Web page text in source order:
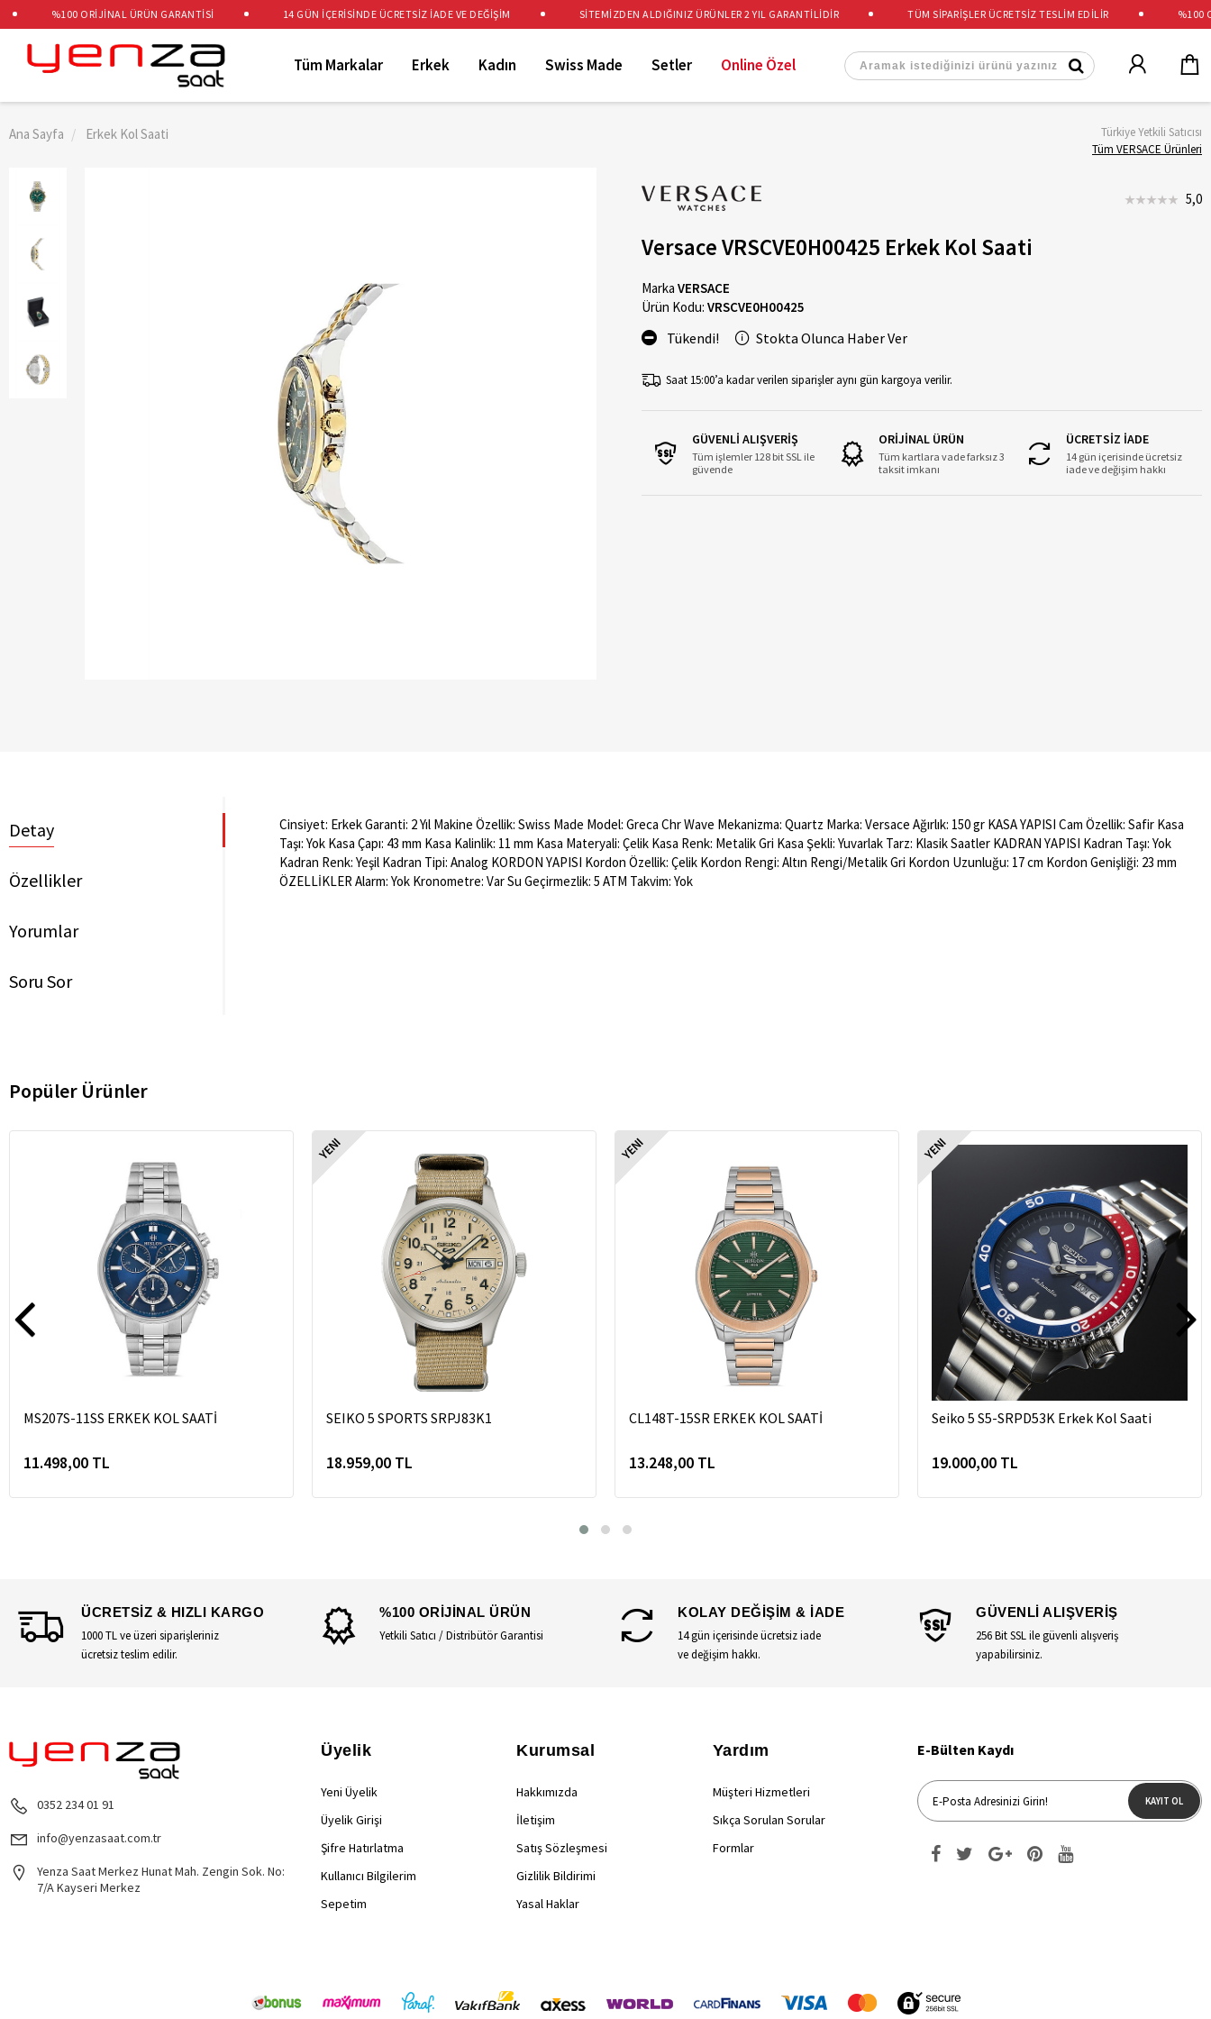
TÜM SİPARİŞLER ÜCRETSİZ TESLİM EDİLİR %100
%100 ORİJİNAL ÜRÜN GARANTİSİ 14 GÜN İÇERİSİNDE ÜCRETSİZ İADE VE DEĞİŞİM SİTEMİZDEN ALDIĞINIZ ÜRÜNLER 2 YIL GARANTİLİDİR
Tüm Markalar Erkek Kadın Swiss Made Setler Online Özel
Ana Sayfa Erkek Kol Saati
Türkiye Yetkili Satıcısı
Tüm VERSACE Ürünleri
5,0
Versace VRSCVE0H00425 Erkek Kol Saati
Marka VERSACE
Ürün Kodu: VRSCVE0H00425
Tükendi! Stokta Olunca Haber Ver
Saat 15:00’a kadar verilen siparişler aynı gün kargoya verilir.
GÜVENLİ ALIŞVERİŞ
Tüm işlemler 128 bit SSL ile
güvende
ORİJİNAL ÜRÜN
Tüm kartlara vade farksız 3
taksit imkanı
ÜCRETSİZ İADE
14 gün içerisinde ücretsiz
iade ve değişim hakkı
Detay
Özellikler
Yorumlar
Soru Sor
Cinsiyet: Erkek Garanti: 2 Yıl Makine Özellik: Swiss Made Model: Greca Chr Wave Mekanizma: Quartz Marka: Versace Ağırlık: 150 gr KASA YAPISI Cam Özellik: Safir Kasa
Taşı: Yok Kasa Çapı: 43 mm Kasa Kalinlik: 11 mm Kasa Materyali: Çelik Kasa Renk: Metalik Gri Kasa Şekli: Yuvarlak Tarz: Klasik Saatler KADRAN YAPISI Kadran Taşı: Yok
Kadran Renk: Yeşil Kadran Tipi: Analog KORDON YAPISI Kordon Özellik: Çelik Kordon Rengi: Altın Rengi/Metalik Gri Kordon Uzunluğu: 17 cm Kordon Genişliği: 23 mm
ÖZELLİKLER Alarm: Yok Kronometre: Var Su Geçirmezlik: 5 ATM Takvim: Yok
Popüler Ürünler
MS207S-11SS ERKEK KOL SAATİ
11.498,00 TL
YENI
SEIKO 5 SPORTS SRPJ83K1
18.959,00 TL
YENI
CL148T-15SR ERKEK KOL SAATİ
13.248,00 TL
YENI
Seiko 5 S5-SRPD53K Erkek Kol Saati
19.000,00 TL
ÜCRETSİZ & HIZLI KARGO
1000 TL ve üzeri siparişleriniz
ücretsiz teslim edilir.
%100 ORİJİNAL ÜRÜN
Yetkili Satıcı / Distribütör Garantisi
KOLAY DEĞİŞİM & İADE
14 gün içerisinde ücretsiz iade
ve değişim hakkı.
GÜVENLİ ALIŞVERİŞ
256 Bit SSL ile güvenli alışveriş
yapabilirsiniz.
0352 234 01 91
info@yenzasaat.com.tr
Yenza Saat Merkez Hunat Mah. Zengin Sok. No:
7/A Kayseri Merkez
Üyelik
Yeni Üyelik
Üyelik Girişi
Şifre Hatırlatma
Kullanıcı Bilgilerim
Sepetim
Kurumsal
Hakkımızda
İletişim
Satış Sözleşmesi
Gizlilik Bildirimi
Yasal Haklar
Yardım
Müşteri Hizmetleri
Sıkça Sorulan Sorular
Formlar
E-Bülten Kaydı
KAYIT OL